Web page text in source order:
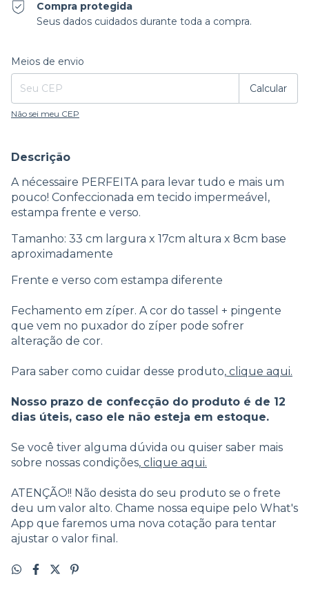
Compra protegida
Seus dados cuidados durante toda a compra.
Entregas para o CEP:
Meios de envio
Calcular
Não sei meu CEP
Descrição
A nécessaire PERFEITA para levar tudo e mais um
pouco! Confeccionada em tecido impermeável,
estampa frente e verso.
Tamanho: 33 cm largura x 17cm altura x 8cm base
aproximadamente
Frente e verso com estampa diferente
Fechamento em zíper. A cor do tassel + pingente
que vem no puxador do zíper pode sofrer
alteração de cor.
Para saber como cuidar desse produto, clique aqui.
Nosso prazo de confecção do produto é de 12
dias úteis, caso ele não esteja em estoque.
Se você tiver alguma dúvida ou quiser saber mais
sobre nossas condições, clique aqui.
ATENÇÃO!! Não desista do seu produto se o frete
deu um valor alto. Chame nossa equipe pelo What's
App que faremos uma nova cotação para tentar
ajustar o valor final.